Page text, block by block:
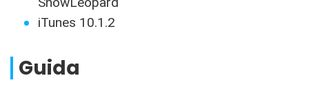
iTunes 10.1.2
Guida